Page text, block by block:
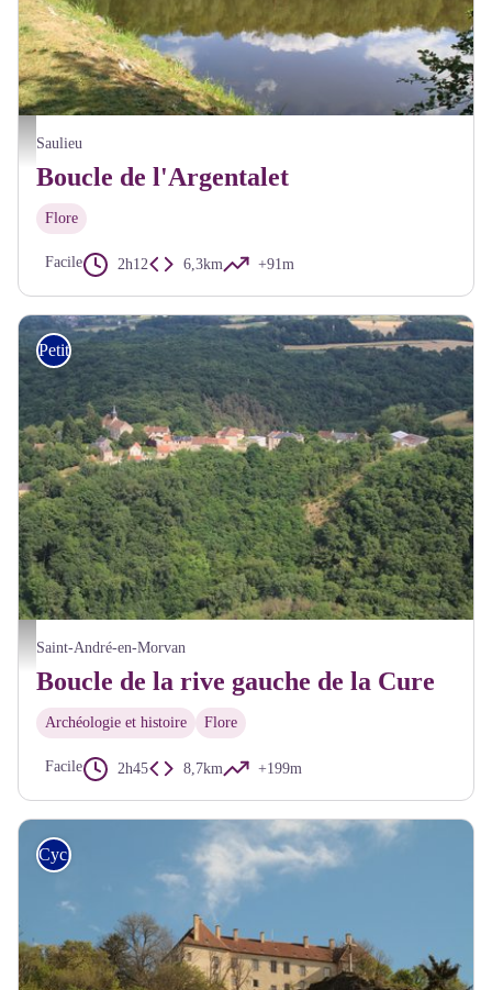
Etang de l'Argentalet - Alain Millot Pnr Morvan
Saulieu
Boucle de l'Argentalet
Flore
Facile 2h12 6,3km +91m
Saint-André en Morvan Vue aérienne - Alain Millot Pnr Morvan
Petite Randonnée
Saint-André-en-Morvan
Boucle de la rive gauche de la Cure
Archéologie et histoire Flore
Facile 2h45 8,7km +199m
Cyclo